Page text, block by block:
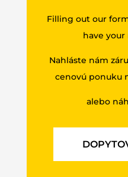
Filling out our
have
Nahláste nám
cenovú ponuku
alebo